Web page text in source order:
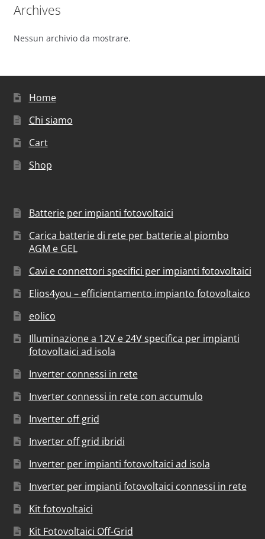
Archives
Nessun archivio da mostrare.
Home
Chi siamo
Cart
Shop
Batterie per impianti fotovoltaici
Carica batterie di rete per batterie al piombo
AGM e GEL
Cavi e connettori specifici per impianti fotovoltaici
Elios4you – efficientamento impianto fotovoltaico
eolico
Illuminazione a 12V e 24V specifica per impianti
fotovoltaici ad isola
Inverter connessi in rete
Inverter connessi in rete con accumulo
Inverter off grid
Inverter off grid ibridi
Inverter per impianti fotovoltaici ad isola
Inverter per impianti fotovoltaici connessi in rete
Kit fotovoltaici
Kit Fotovoltaici Off-Grid